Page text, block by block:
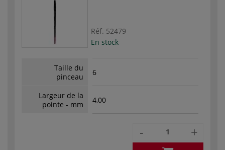
Réf. 52479
En stock
Taille du
pinceau
6
Largeur de la
pointe - mm
4,00
- +